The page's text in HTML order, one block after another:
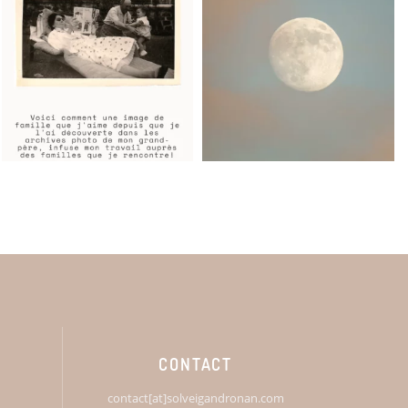
CONTACT
contact[at]solveigandronan.com